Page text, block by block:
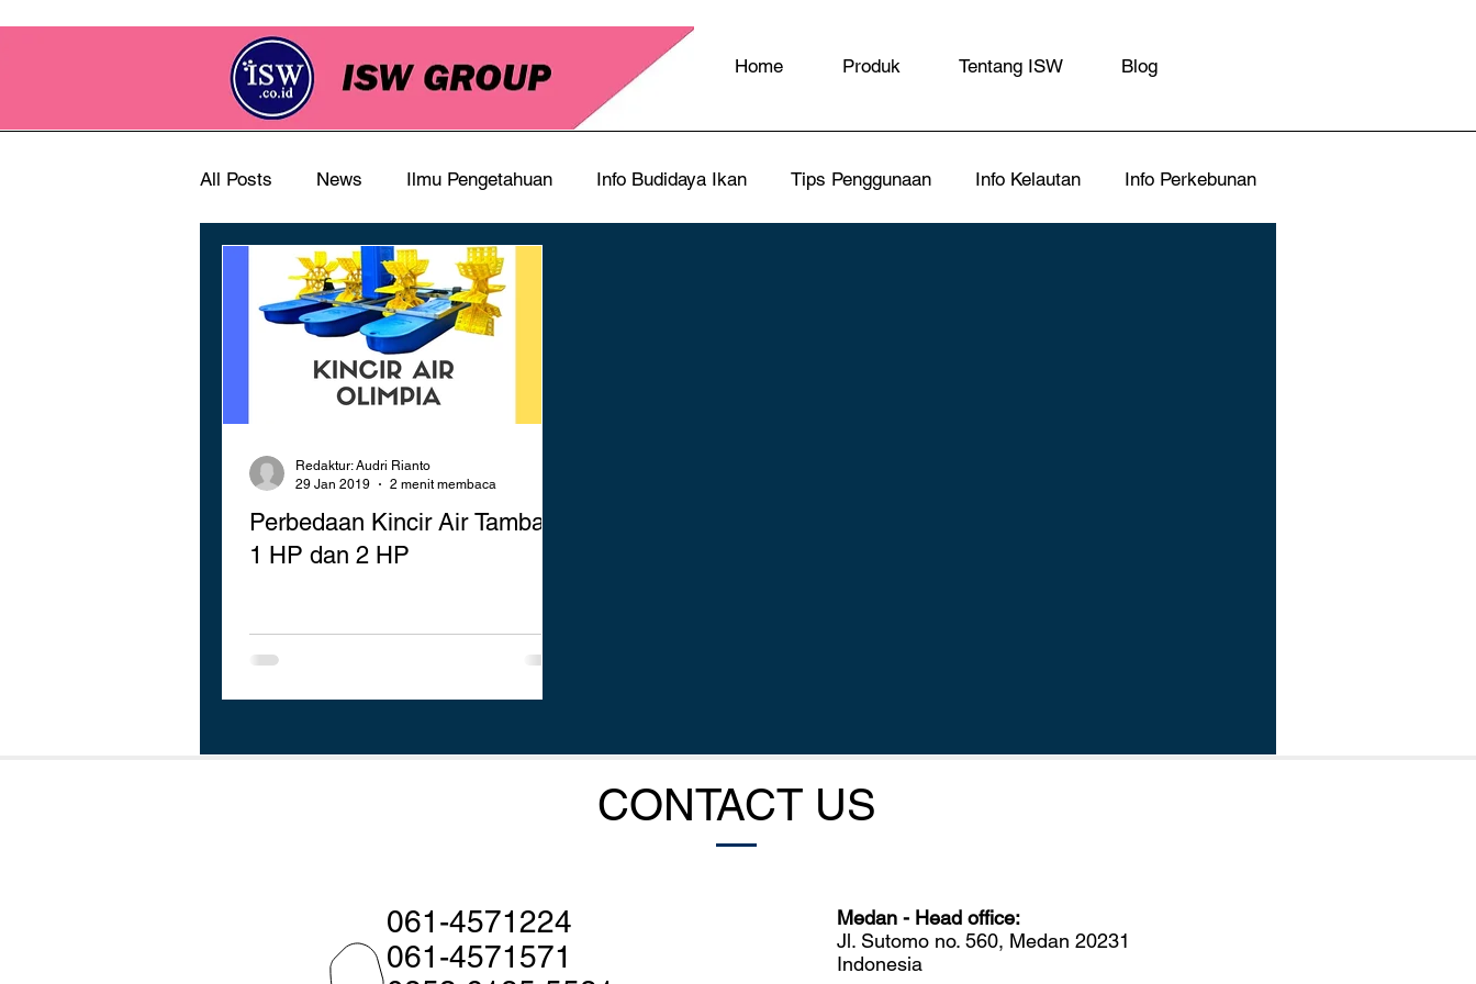
Home Produk Tentang ISW Blog
All Posts News Ilmu Pengetahuan Info Budidaya Ikan Tips Penggunaan Info Kelautan Info Perkebunan
Perbedaan Kincir Air Tambak
1 HP dan 2 HP
Redaktur: Audri Rianto
29 Jan 2019
2 menit membaca
CONTACT US
061-4571224
061-4571571
Medan - Head office:
Jl. Sutomo no. 560, Medan 20231
Indonesia